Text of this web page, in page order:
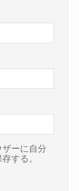
ーに自分
する。